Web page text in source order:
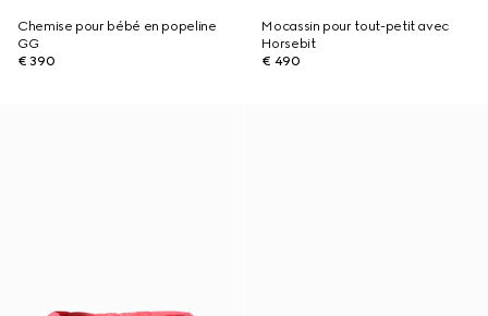
Chemise pour bébé en popeline
GG
€ 390
Mocassin pour tout-petit avec
Horsebit
€ 490